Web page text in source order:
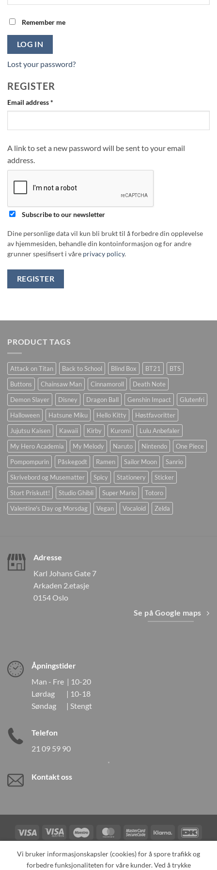
Remember me
LOG IN
Lost your password?
REGISTER
Email address*
A link to set a new password will be sent to your email
address.
Subscribe to our newsletter
Dine personlige data vil kun bli brukt til å forbedre din opplevelse
av hjemmesiden, behandle din kontoinformasjon og for andre
grunner spesifisert i våre privacy policy.
REGISTER
PRODUCT TAGS
Attack on Titan Back to School Blind Box BT21
BTS
Buttons
Chainsaw Man Cinnamoroll
Death Note
Demon Slayer
Disney Dragon Ball Genshin Impact
Glutenfri
Halloween
Hatsune Miku Hello Kitty
Høstfavoritter
Jujutsu Kaisen
Kawaii Kirby Kuromi
Lulu Anbefaler
My Hero Academia
My Melody Naruto Nintendo
One Piece
Pompompurin
Påskegodt Ramen Sailor Moon
Sanrio
Skrivebord og Musematter
Spicy Stationery
Sticker
Stort Priskutt!
Studio Ghibli Super Mario
Totoro
Valentine's Day og Morsdag
Vegan Vocaloid Zelda
Adresse
Karl Johans Gate 7
Arkaden 2.etasje
0154 Oslo
Se på Google maps
Åpningstider
Man - Fre | 10-20
Lørdag | 10-18
Søndag | Stengt
Telefon
21 09 59 90
Kontakt oss
Visa
Visa
Electron
Maestro MasterCardMasterCard
2
Klarna
Card
TILBAKEKALLINGER KONTAKT OSS OM OSS
Vi bruker informasjonskapsler (cookies) for å spore trafikk og
forbedre funksjonaliteten for våre kunder. Ved å trykke